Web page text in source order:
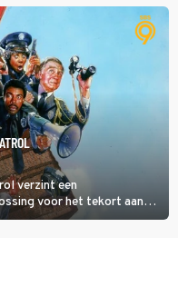
verzint een
voor het tekort aan